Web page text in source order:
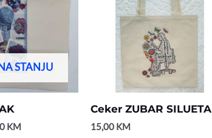
STANJU
KM
Ceker ZUBAR SILUETA
15,00 KM